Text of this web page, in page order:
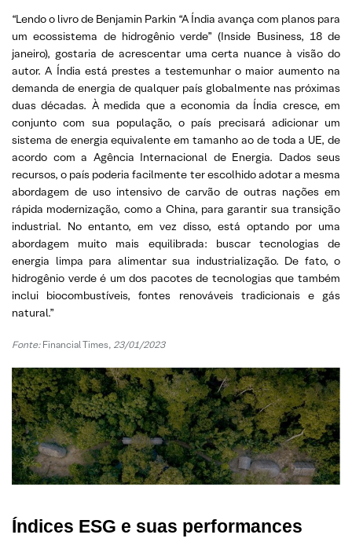
“Lendo o livro de Benjamin Parkin “A Índia avança com planos para
um ecossistema de hidrogênio verde” (Inside Business, 18 de
janeiro), gostaria de acrescentar uma certa nuance à visão do
autor. A Índia está prestes a testemunhar o maior aumento na
demanda de energia de qualquer país globalmente nas próximas
duas décadas. À medida que a economia da Índia cresce, em
conjunto com sua população, o país precisará adicionar um
sistema de energia equivalente em tamanho ao de toda a UE, de
acordo com a Agência Internacional de Energia. Dados seus
recursos, o país poderia facilmente ter escolhido adotar a mesma
abordagem de uso intensivo de carvão de outras nações em
rápida modernização, como a China, para garantir sua transição
industrial. No entanto, em vez disso, está optando por uma
abordagem muito mais equilibrada: buscar tecnologias de
energia limpa para alimentar sua industrialização. De fato, o
hidrogênio verde é um dos pacotes de tecnologias que também
inclui biocombustíveis, fontes renováveis ​​tradicionais e gás
natural.”
Fonte: Financial Times, 23/01/2023
Índices ESG e suas performances